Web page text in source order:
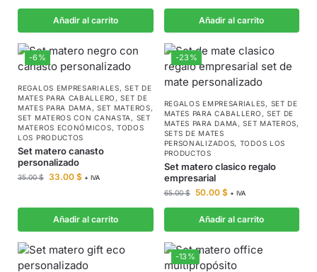
Añadir al carrito Añadir al carrito
-6%
REGALOS EMPRESARIALES,SET DE
MATES PARA CABALLERO ,SET DE
MATES PARA DAMA , SET MATEROS,
SET MATEROS CON CANASTA , SET
MATEROS ECONÓMICOS,TODOS
LOS PRODUCTOS
Set matero canasto
personalizado
35.00$ 33.00 $ + IVA
Añadir al carrito
-23%
REGALOS EMPRESARIALES, SET DE
MATES PARA CABALLERO , SET DE
MATES PARA DAMA ,SET MATEROS,
SETS DE MATES
PERSONALIZADOS, TODOS LOS
PRODUCTOS
Set matero clasico regalo
empresarial
65.00$ 50.00 $ + IVA
Añadir al carrito
-13%